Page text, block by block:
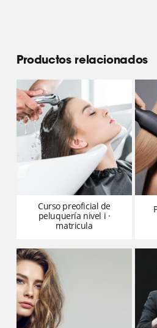
Productos relacionados
curso preoficial de
peluquería nivel i ·
matricula